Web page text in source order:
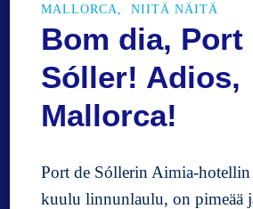
a
l
i
a
p
MALLORCA NIITÄ NÄITÄ
Bom dia, Port
Sóller! Adios,
Mallorca!
Port de Sóllerin Aimia-hotellin
kuulu linnunlaulu, on pimeää